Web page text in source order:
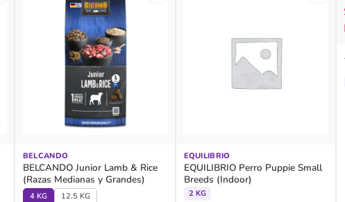
BELCANDO
BELCANDO Junior Lamb & Rice
(Razas Medianas y Grandes)
4 KG 12.5 KG
EQUILIBRIO
EQUILIBRIO Perro Puppie Small
Breeds (Indoor)
2 KG